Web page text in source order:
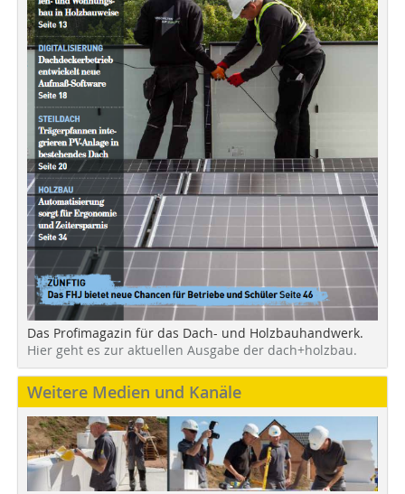
Das Profimagazin für das Dach- und Holzbauhandwerk.
Hier geht es zur aktuellen Ausgabe der dach+holzbau.
Weitere Medien und Kanäle